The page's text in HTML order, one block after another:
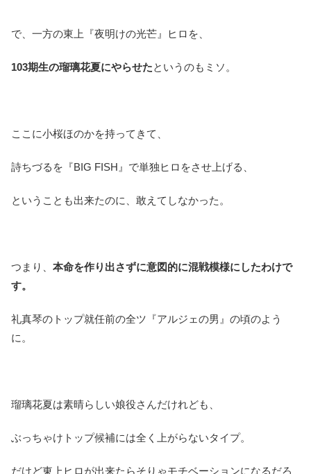
で、一方の東上『夜明けの光芒』ヒロを、
103期生の瑠璃花夏にやらせたというのもミソ。
ここに小桜ほのかを持ってきて、
詩ちづるを『BIG FISH』で単独ヒロをさせ上げる、
ということも出来たのに、敢えてしなかった。
つまり、 本命を作り出さずに意図的に混戦模様にしたわけで
す。
礼真琴のトップ就任前の全ツ『アルジェの男』の頃のよう
に。
瑠璃花夏は素晴らしい娘役さんだけれども、
ぶっちゃけトップ候補には全く上がらないタイプ。
だけど東上ヒロが出来たらそりゃモチベーションになるだろ